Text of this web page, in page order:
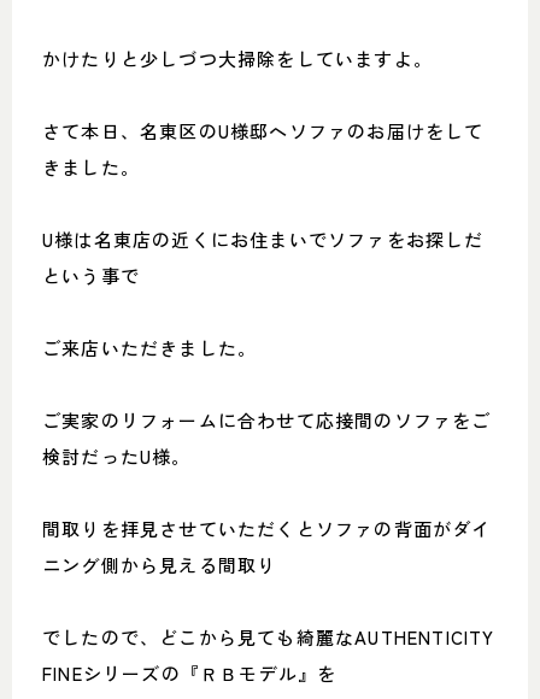
かけたりと少しづつ大掃除をしていますよ。
さて本日、名東区のU様邸へソファのお届けをして
きました。
U様は名東店の近くにお住まいでソファをお探しだ
という事で
ご来店いただきました。
ご実家のリフォームに合わせて応接間のソファをご
検討だったU様。
間取りを拝見させていただくとソファの背面がダイ
ニング側から見える間取り
でしたので、どこから見ても綺麗なAUTHENTICITY
FINEシリーズの『ＲＢモデル』を